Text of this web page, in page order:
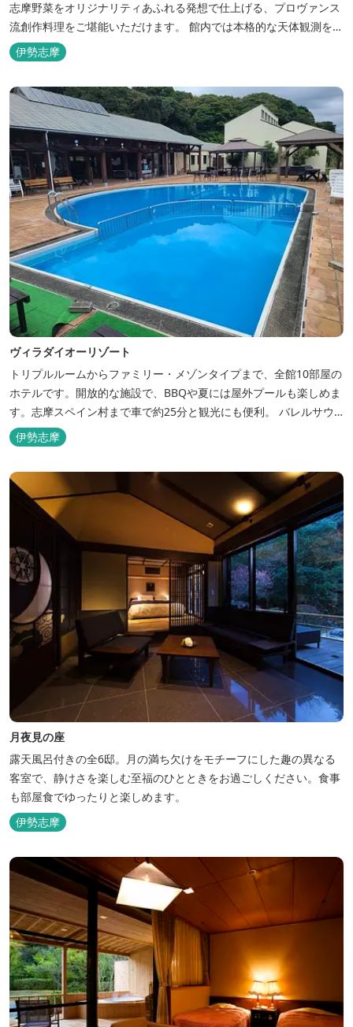
志摩野菜をオリジナリティあふれる発想で仕上げる、プロヴァンス
流創作料理をご堪能いただけます。 館内では本格的な天体観測を日
数限定で開催。伊勢志摩の美しい星空を星空コンシェルジュがご案
内いたします。
伊勢志摩
ヴィラダイオーリゾート
トリプルルームからファミリー・メゾンタイプまで、全館10部屋の
ホテルです。開放的な施設で、BBQや夏には屋外プールも楽しめま
す。志摩スペイン村まで車で約25分と観光にも便利。 バレルサウ
ナをはじめました。
伊勢志摩
月夜見の座
露天風呂付きの全6邸。月の満ち欠けをモチーフにした趣の異なる
客室で、静けさを楽しむ至福のひとときをお過ごしください。食事
も部屋食でゆったりと楽しめます。
伊勢志摩